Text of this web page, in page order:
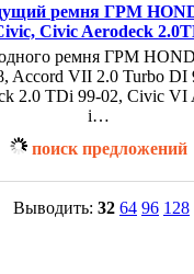
ремня ГРМ
Civic Aerodeck
ремня ГРМ
Accord VII 2.0 Turbo DI
2.0 TDi 99-02, Civic VI
i…
поиск предложений
32 64 96 128